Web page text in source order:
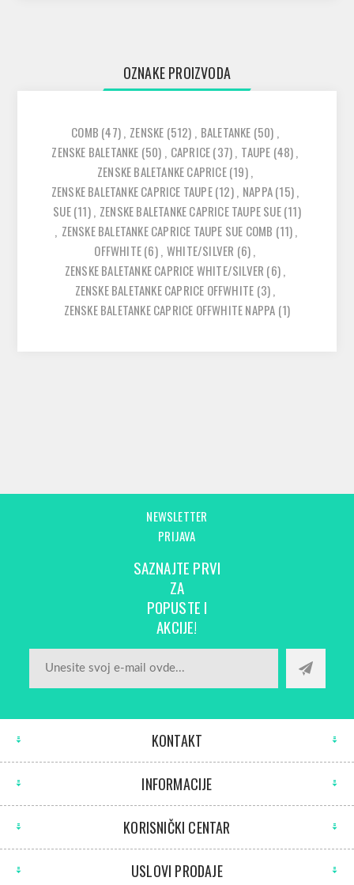
OZNAKE PROIZVODA
COMB (47), ZENSKE (512) , BALETANKE (50) ,
ZENSKE BALETANKE (50) , CAPRICE(37), TAUPE (48),
ZENSKE BALETANKE CAPRICE(19),
ZENSKE BALETANKE CAPRICE TAUPE(12), NAPPA(15),
SUE(11), ZENSKE BALETANKE CAPRICE TAUPE SUE(11)
, ZENSKE BALETANKE CAPRICE TAUPE SUE COMB (11),
OFFWHITE(6), WHITE/SILVER (6),
ZENSKE BALETANKE CAPRICE WHITE/SILVER (6),
ZENSKE BALETANKE CAPRICE OFFWHITE (3),
ZENSKE BALETANKE CAPRICE OFFWHITE NAPPA (1)
NEWSLETTER
PRIJAVA
SAZNAJTE PRVI
ZA
POPUSTE I
AKCIJE!
KONTAKT
INFORMACIJE
KORISNIČKI CENTAR
USLOVI PRODAJE